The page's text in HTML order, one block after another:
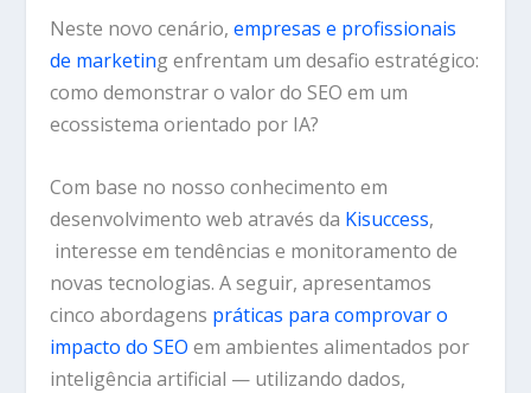
Neste novo cenário,empresas e profissionais
de marketingenfrentam um desafio estratégico:
como demonstrar o valor do SEO em um
ecossistema orientado por IA?
Com base no nosso conhecimento em
desenvolvimento web através da Kisuccess,
interesse em tendências e monitoramento de
novas tecnologias. A seguir, apresentamos
cinco abordagens práticas para comprovar o
impacto do SEO em ambientes alimentados por
inteligência artificial — utilizando dados,